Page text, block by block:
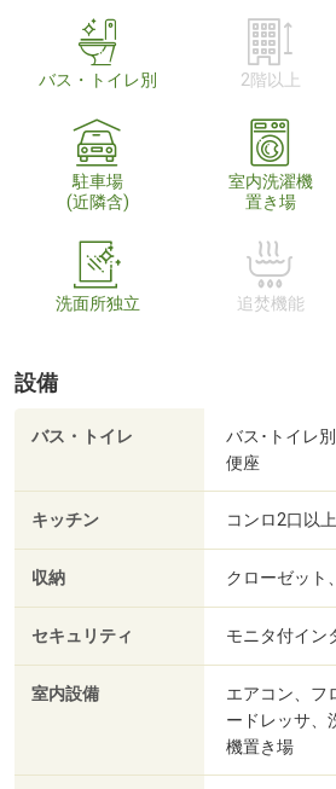
バス・トイレ別 2階以上
駐車場
(近隣含)
室内洗濯機
置き場
洗面所独立 追焚機能
設備
バス・トイレ
バス･トイレ
便座
キッチン コンロ2口以上
収納 クローゼット
セキュリティ モニタ付イン
室内設備
エアコン、フ
ードレッサ、
機置き場